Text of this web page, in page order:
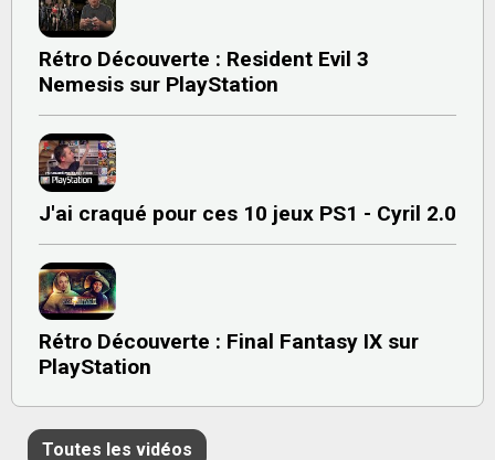
Rétro Découverte : Resident Evil 3
Nemesis sur PlayStation
J'ai craqué pour ces 10 jeux PS1 - Cyril 2.0
Rétro Découverte : Final Fantasy IX sur
PlayStation
Toutes les vidéos